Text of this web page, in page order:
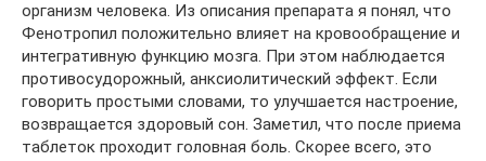
организм человека. Из описания препарата я понял, что
Фенотропил положительно влияет на кровообращение и
интегративную функцию мозга. При этом наблюдается
противосудорожный, анксиолитический эффект. Если
говорить простыми словами, то улучшается настроение,
возвращается здоровый сон. Заметил, что после приема
таблеток проходит головная боль. Скорее всего, это